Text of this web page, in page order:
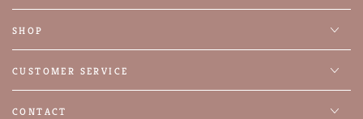
SHOP
CUSTOMER SERVICE
CONTACT